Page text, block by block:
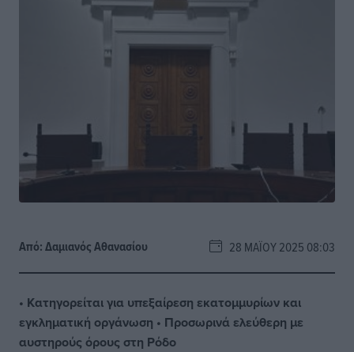
Από:Δαμιανός Αθανασίου 28 ΜΑΪ́ΟΥ 2025 08:03
• Κατηγορείται για υπεξαίρεση εκατομμυρίων και
εγκληματική οργάνωση • Προσωρινά ελεύθερη με
αυστηρούς όρους στη Ρόδο